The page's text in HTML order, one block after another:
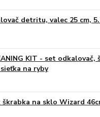
detritu, valec 25 cm,
KIT - set odkalovač,
na ryby
škrabka na sklo Wizard